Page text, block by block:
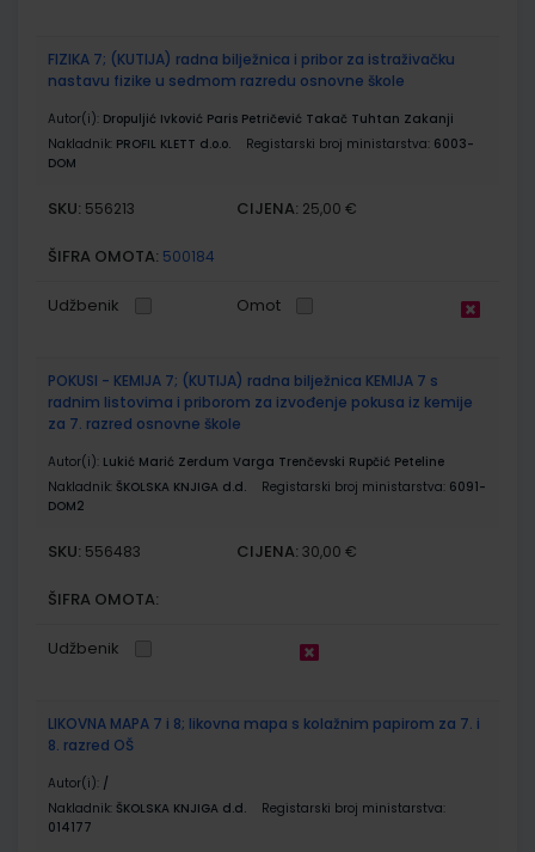
FIZIKA 7; (KUTIJA) radna bilježnica i pribor za istraživačku
nastavu fizike u sedmom razredu osnovne škole
Autor(i): Dropuljić Ivković Paris Petričević Takač Tuhtan Zakanji
Nakladnik: PROFIL KLETT d.o.o. Registarski broj ministarstva: 6003-
DOM
SKU: 556213 CIJENA: 25,00 €
ŠIFRA OMOTA: 500184
Udžbenik Omot
POKUSI - KEMIJA 7; (KUTIJA) radna bilježnica KEMIJA 7 s
radnim listovima i priborom za izvođenje pokusa iz kemije
za 7. razred osnovne škole
Autor(i): Lukić Marić Zerdum Varga Trenčevski Rupčić Peteline
Nakladnik: ŠKOLSKA KNJIGA d.d. Registarski broj ministarstva: 6091-
DOM2
SKU: 556483 CIJENA: 30,00 €
ŠIFRA OMOTA:
Udžbenik
LIKOVNA MAPA 7 i 8; likovna mapa s kolažnim papirom za 7. i
8. razred OŠ
Autor(i): /
Nakladnik: ŠKOLSKA KNJIGA d.d.
Registarski broj ministarstva:
014177